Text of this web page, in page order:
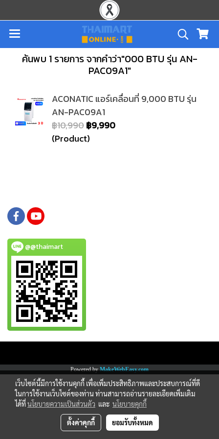
ค้นพบ 1 รายการ จากคำว่า"000 BTU รุ่น AN-
PAC09A1"
ACONATIC แอร์เคลื่อนที่ 9,000 BTU รุ่น
AN-PAC09A1
฿10,990฿9,990
(Product)
@@thaimart
Powered byMakeWebEasy.com
เว็บไซต์นี้มีการใช้งานคุกกี้ เพื่อเพิ่มประสิทธิภาพและประสบการณ์ที่ดี
ในการใช้งานเว็บไซต์ของท่าน ท่านสามารถอ่านรายละเอียดเพิ่มเติม
ได้ที่นโยบายความเป็นส่วนตัว และ นโยบายคุกกี้
ตั้งค่าคุกกี้ ยอมรับทั้งหมด